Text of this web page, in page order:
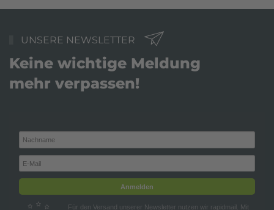
UNSERE NEWSLETTER
Keine wichtige Meldung
mehr verpassen!
Anmelden
Für den Versand unserer Newsletter nutzen wir rapidmail. Mit